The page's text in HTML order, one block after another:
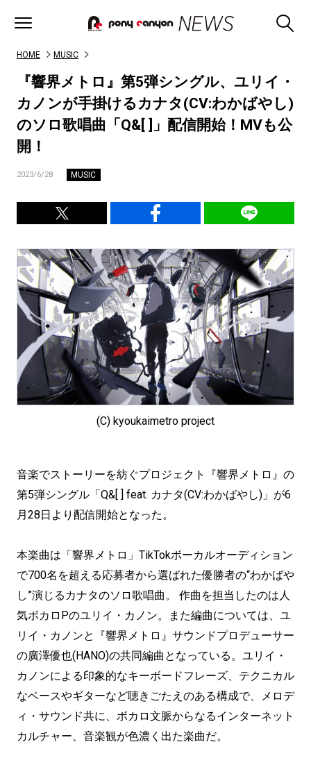
HOME MUSIC
『響界メトロ』第5弾シングル、ユリイ・
カノンが手掛けるカナタ(CV:わかばやし)
のソロ歌唱曲「Q&[ ]」配信開始！MVも公
開！
2023/6/28 MUSIC
(C) kyoukaimetro project
音楽でストーリーを紡ぐプロジェクト『響界メトロ』の
第5弾シングル「Q&[ ] feat. カナタ(CV:わかばやし)」が6
月28日より配信開始となった。
本楽曲は「響界メトロ」TikTokボーカルオーディション
で700名を超える応募者から選ばれた優勝者の“わかばや
し”演じるカナタのソロ歌唱曲。 作曲を担当したのは人
気ボカロPのユリイ・カノン。また編曲については、ユ
リイ・カノンと『響界メトロ』サウンドプロデューサー
の廣澤優也(HANO)の共同編曲となっている。ユリイ・
カノンによる印象的なキーボードフレーズ、テクニカル
なベースやギターなど聴きごたえのある構成で、メロデ
ィ・サウンド共に、ボカロ文脈からなるインターネット
カルチャー、音楽観が色濃く出た楽曲だ。